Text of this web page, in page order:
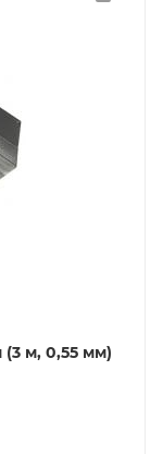
м, 0,55 мм)